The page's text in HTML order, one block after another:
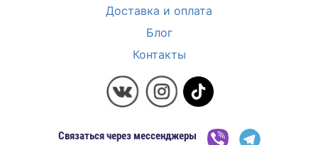
Доставка и оплата
Блог
Контакты
Связаться через мессенджеры